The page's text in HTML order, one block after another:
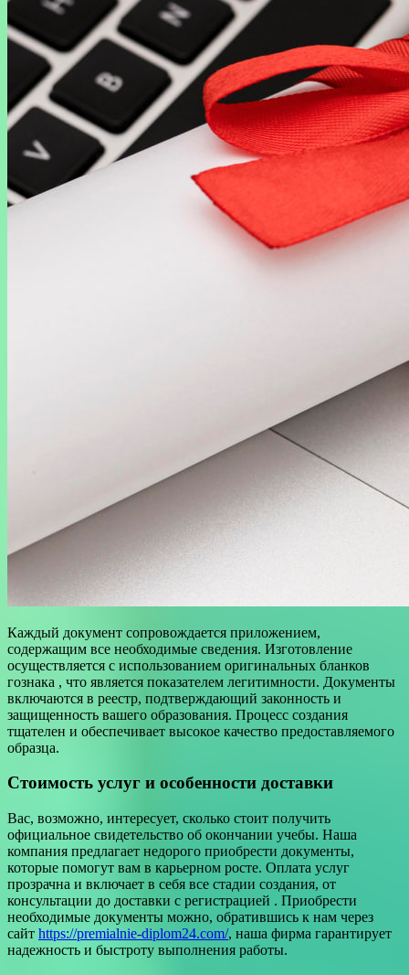
Каждый документ сопровождается приложением,
содержащим все необходимые сведения. Изготовление
осуществляется с использованием оригинальных бланков
гознака , что является показателем легитимности. Документы
включаются в реестр, подтверждающий законность и
защищенность вашего образования. Процесс создания
тщателен и обеспечивает высокое качество предоставляемого
образца.
Стоимость услуг и особенности доставки
Вас, возможно, интересует, сколько стоит получить
официальное свидетельство об окончании учебы. Наша
компания предлагает недорого приобрести документы,
которые помогут вам в карьерном росте. Оплата услуг
прозрачна и включает в себя все стадии создания, от
консультации до доставки с регистрацией . Приобрести
необходимые документы можно, обратившись к нам через
сайт https://premialnie-diplom24.com/, наша фирма гарантирует
надежность и быстроту выполнения работы.